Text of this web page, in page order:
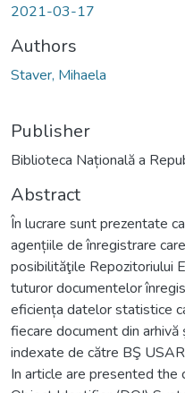
2021-03-17
Authors
Staver, Mihaela
Publisher
Biblioteca Națională a
Abstract
În lucrare sunt prezentate
agențiile de înregistrare
posibilităţile Repozitoriului
tuturor documentelor
eficiența datelor statistice
fiecare document din
indexate de către BŞ
In article are presented